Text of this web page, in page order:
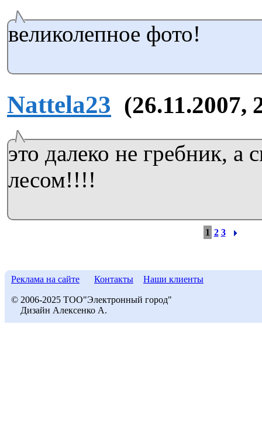
великолепное фото!
Nattela23 (26.11.2007,
это далеко не гребник, а
лесом!!!!
1 2 3
Реклама на сайте Контакты Наши клиенты
© 2006-2025 ТОО"Электронный город"
Дизайн Алексенко А.